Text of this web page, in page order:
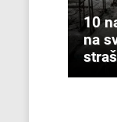
10
na